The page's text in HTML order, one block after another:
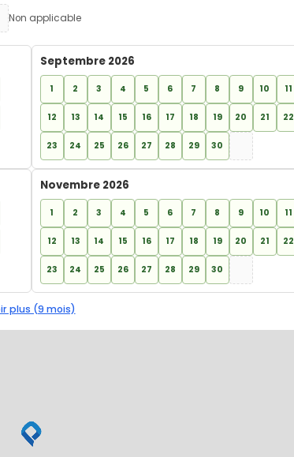
Non applicable
Septembre 2026
1 2 3 4 5 6 7 8 9 10 11
12 13 14 15 16 17 18 19 20 21 22
23 24 25 26 27 28 29 30
Novembre 2026
1 2 3 4 5 6 7 8 9 10 11
12 13 14 15 16 17 18 19 20 21 22
23 24 25 26 27 28 29 30
plus (9 mois)